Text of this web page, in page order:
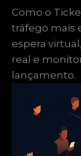
Como o
tráfego mais
espera
real e
lançamento.